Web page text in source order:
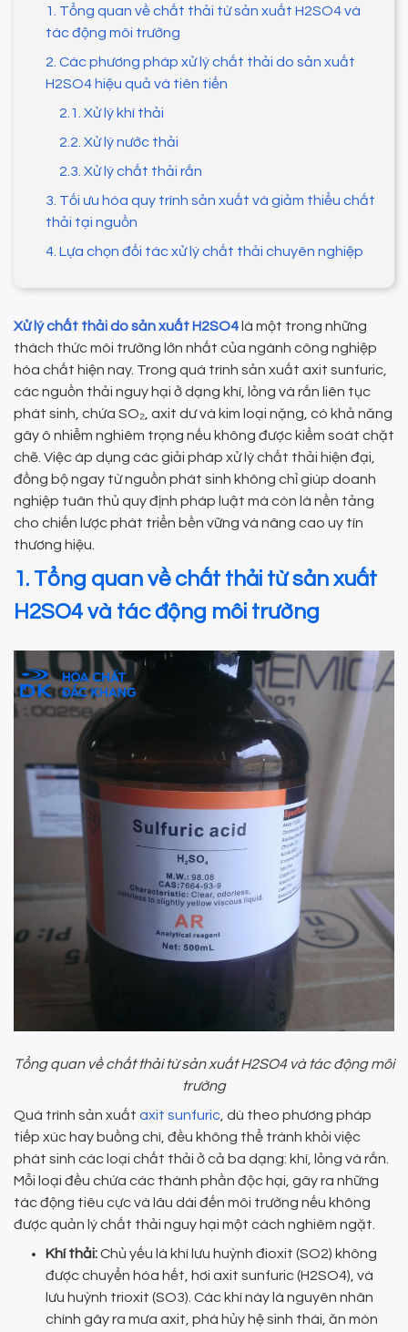
1. Tổng quan về chất thải từ sản xuất H2SO4 và
tác động môi trường
2. Các phương pháp xử lý chất thải do sản xuất
H2SO4 hiệu quả và tiên tiến
2.1. Xử lý khí thải
2.2. Xử lý nước thải
2.3. Xử lý chất thải rắn
3. Tối ưu hóa quy trình sản xuất và giảm thiểu chất
thải tại nguồn
4. Lựa chọn đối tác xử lý chất thải chuyên nghiệp
Xử lý chất thải do sản xuất H2SO4 là một trong những
thách thức môi trường lớn nhất của ngành công nghiệp
hóa chất hiện nay. Trong quá trình sản xuất axit sunfuric,
các nguồn thải nguy hại ở dạng khí, lỏng và rắn liên tục
phát sinh, chứa SO₂, axit dư và kim loại nặng, có khả năng
gây ô nhiễm nghiêm trọng nếu không được kiểm soát chặt
chẽ. Việc áp dụng các giải pháp xử lý chất thải hiện đại,
đồng bộ ngay từ nguồn phát sinh không chỉ giúp doanh
nghiệp tuân thủ quy định pháp luật mà còn là nền tảng
cho chiến lược phát triển bền vững và nâng cao uy tín
thương hiệu.
1. Tổng quan về chất thải từ sản xuất
H2SO4 và tác động môi trường
Tổng quan về chất thải từ sản xuất H2SO4 và tác động môi
trường
Quá trình sản xuất axit sunfuric , dù theo phương pháp
tiếp xúc hay buồng chì, đều không thể tránh khỏi việc
phát sinh các loại chất thải ở cả ba dạng: khí, lỏng và rắn.
Mỗi loại đều chứa các thành phần độc hại, gây ra những
tác động tiêu cực và lâu dài đến môi trường nếu không
được quản lý chất thải nguy hại một cách nghiêm ngặt.
Khí thải:Chủ yếu là khí lưu huỳnh đioxit (SO2) không
được chuyển hóa hết, hơi axit sunfuric (H2SO4), và
lưu huỳnh trioxit (SO3). Các khí này là nguyên nhân
chính gây ra mưa axit, phá hủy hệ sinh thái, ăn mòn